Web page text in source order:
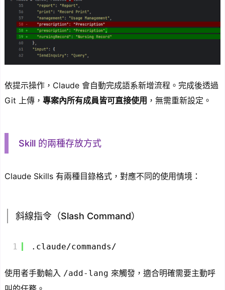
依提示操作，Claude 會自動完成語系新增流程。完成後透過
Git 上傳， 專案內所有成員皆可直接使用 ，無需重新設定。
Skill 的兩種存放方式
Claude Skills 有兩種目錄格式，對應不同的使用情境：
斜線指令（Slash Command）
1 .claude/commands/
使用者手動輸入 /add-lang 來觸發，適合明確需要主動呼